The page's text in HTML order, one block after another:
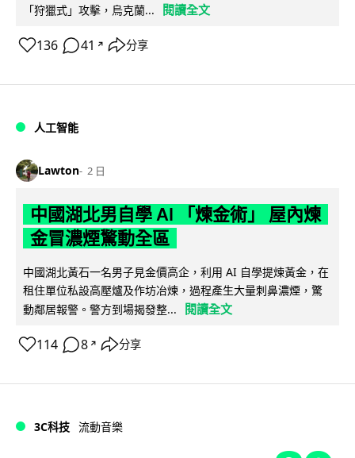
「狩獵式」攻擊，烏克蘭...
閱讀全文
136 41 ↗ 分享
人工智能
Lawton 2 日
中國湖北男自學 AI 「煉金術」 屋內煉
金冒濃煙驚動全區
中國湖北黃石一名男子見金價高企，利用 AI 自學提煉黃金，在
租住單位私設高壓爐及作坊冶煉，過程產生大量刺鼻濃煙，驚
動鄰居報警。警方到場揭發整...
閱讀全文
114 8 ↗ 分享
3C科技 流動音樂